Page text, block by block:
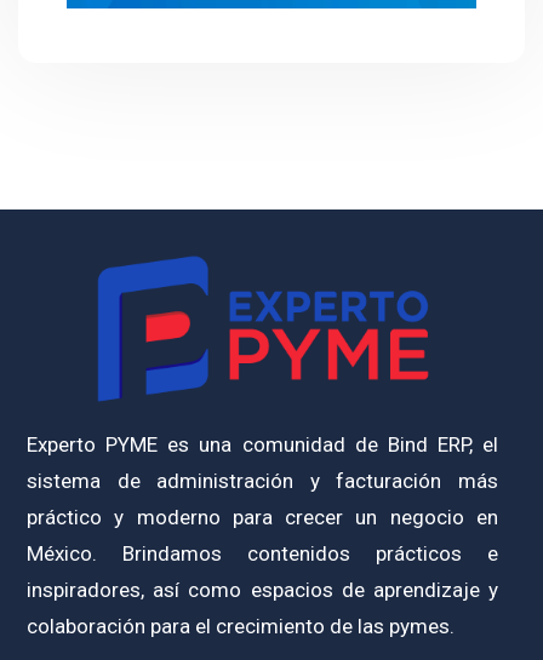
Experto PYME es una comunidad de Bind ERP, el
sistema de administración y facturación más
práctico y moderno para crecer un negocio en
México. Brindamos contenidos prácticos e
inspiradores, así como espacios de aprendizaje y
colaboración para el crecimiento de las pymes.